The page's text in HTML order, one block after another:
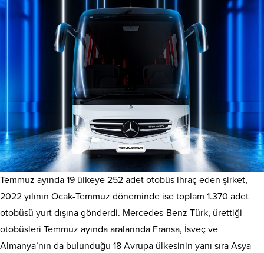
Temmuz ayında 19 ülkeye 252 adet otobüs ihraç eden şirket,
2022 yılının Ocak-Temmuz döneminde ise toplam 1.370 adet
otobüsü yurt dışına gönderdi. Mercedes-Benz Türk, ürettiği
otobüsleri Temmuz ayında aralarında Fransa, İsveç ve
Almanya’nın da bulunduğu 18 Avrupa ülkesinin yanı sıra Asya